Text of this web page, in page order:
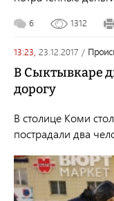
6 1312
13:23, 23.12.2017 /
В Сыктывкаре
дорогу
В столице Коми
пострадали два